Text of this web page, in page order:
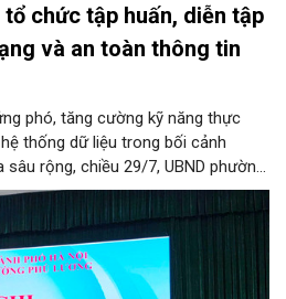
chức tập huấn, diễn tập
và an toàn thông tin
phó, tăng cường kỹ năng thực
thống dữ liệu trong bối cảnh
rộng, chiều 29/7, UBND phường
công Hội nghị tập huấn và diễn
mạng, an ninh dữ liệu năm 2026.
bản, hướng tới đối tượng là toàn
viên chức và người lao động
cơ quan, đơn vị, phòng ban